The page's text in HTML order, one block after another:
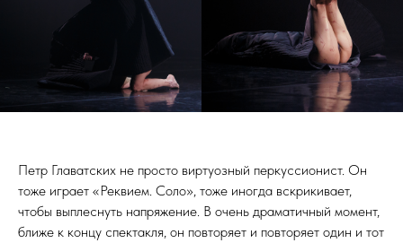
Петр Главатских не просто виртуозный перкуссионист. Он
тоже играет «Реквием. Соло», тоже иногда вскрикивает,
чтобы выплеснуть напряжение. В очень драматичный момент,
ближе к концу спектакля, он повторяет и повторяет один и тот